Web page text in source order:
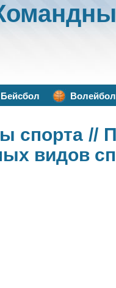
Бейсбол Волейбол
спорта //
видов